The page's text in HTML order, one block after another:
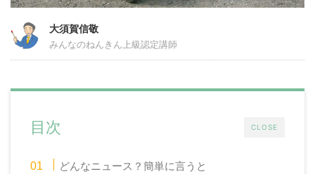
大須賀信敬
みんなのねんきん上級認定講師
CLOSE
目次
どんなニュース？簡単に言うと